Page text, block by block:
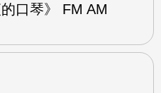
口琴》 FM AM